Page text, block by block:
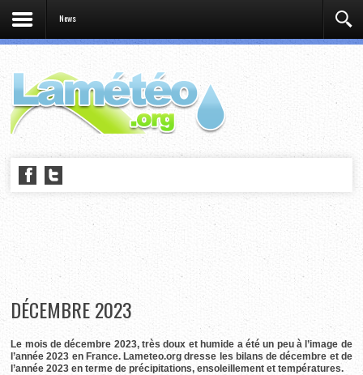
News
DÉCEMBRE 2023
Le mois de décembre 2023, très doux et humide a été un peu à l’image de
l’année 2023 en France. Lameteo.org dresse les bilans de décembre et de
l’année 2023 en terme de précipitations, ensoleillement et températures.